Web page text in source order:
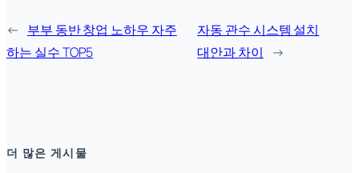
← 부부 동반 창업 노하우 자주
하는 실수 TOP5
자동 관수 시스템 설치
대안과 차이
→
더 많은 게시물